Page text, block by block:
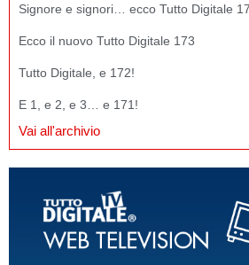
Signore e signori… ecco Tutto Digitale
Ecco il nuovo Tutto Digitale 173
Tutto Digitale, e 172!
E 1, e 2, e 3… e 171!
Vai all'archivio